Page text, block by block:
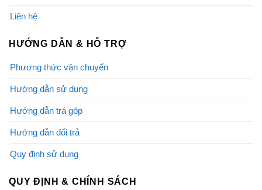
Liên hệ
HƯỚNG DẪN & HỖ TRỢ
Phương thức vận chuyển
Hướng dẫn sử dụng
Hướng dẫn trả góp
Hướng dẫn đổi trả
Quy định sử dụng
QUY ĐỊNH & CHÍNH SÁCH